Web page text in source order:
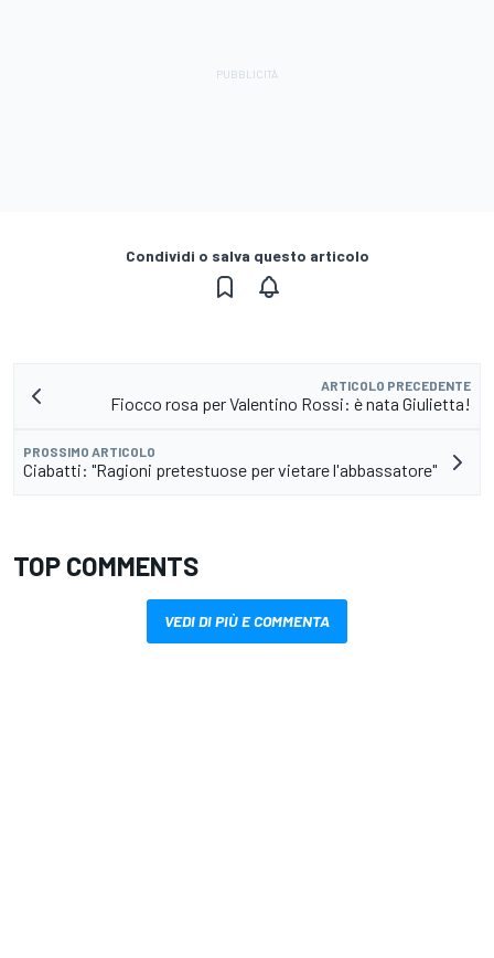
Condividi o salva questo articolo
ARTICOLO PRECEDENTE
Fiocco rosa per Valentino Rossi: è nata Giulietta!
PROSSIMO ARTICOLO
Ciabatti: "Ragioni pretestuose per vietare l'abbassatore"
TOP COMMENTS
VEDI DI PIÙ E COMMENTA